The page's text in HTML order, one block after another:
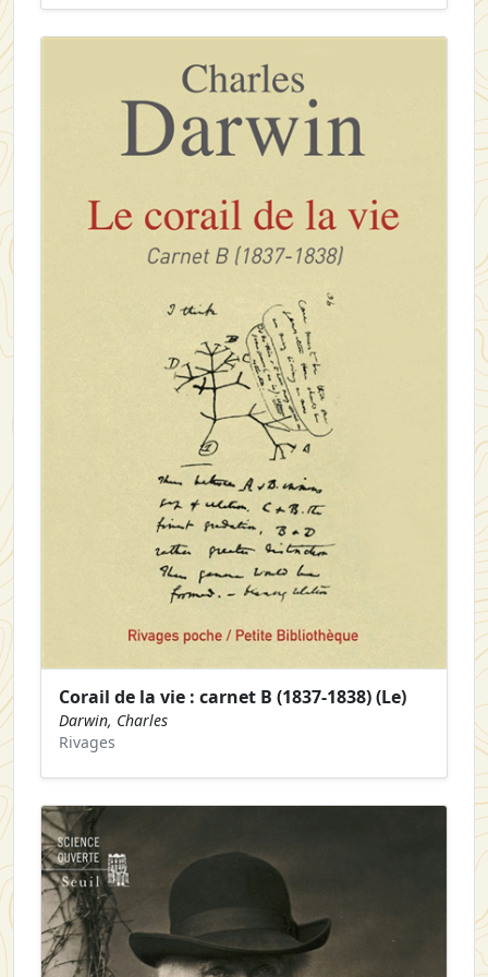
Corail de la vie : carnet B (1837-1838) (Le)
Darwin, Charles
Rivages